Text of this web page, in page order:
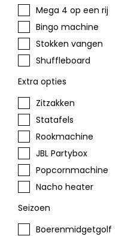
Mega 4 op een rij
Bingo machine
Stokken vangen
Shuffleboard
Extra opties
Zitzakken
Statafels
Rookmachine
JBL Partybox
Popcornmachine
Nacho heater
Seizoen
Boerenmidgetgolf